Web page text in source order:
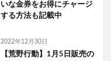
いな金券をお得にチャージ
する方法も記載中
2022年12月30日
【荒野行動】1月5日販売の